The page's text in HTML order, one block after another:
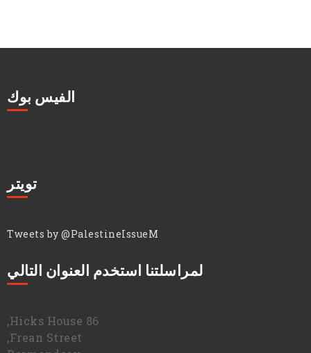
الفيس بوك
تويتر
Tweets by @PalestineIssueM
لمراسلتنا استخدم العنوان التالي
86 Hicks House,
Frean Street,